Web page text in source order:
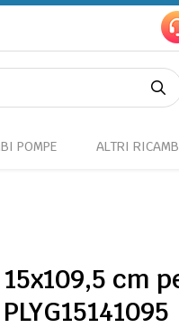
POMPE ALTRI
cm